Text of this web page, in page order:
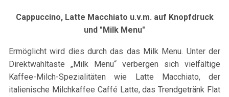
Cappuccino, Latte Macchiato u.v.m. auf Knopfdruck
und "Milk Menu"
Ermöglicht wird dies durch das das Milk Menu. Unter der
Direktwahltaste „Milk Menu“ verbergen sich vielfältige
Kaffee-Milch-Spezialitäten wie Latte Macchiato, der
italienische Milchkaffee Caffé Latte, das Trendgetränk Flat